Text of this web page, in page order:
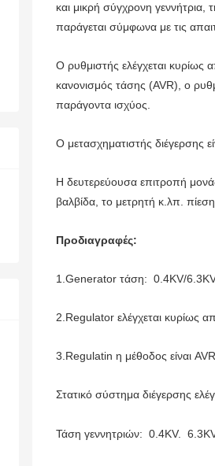
και μικρή σύγχρονη
παράγεται σύμφωνα με τις
Ο ρυθμιστής ελέγχεται κυρίως
κανονισμός τάσης (AVR), ο
παράγοντα ισχύος.
Ο μετασχηματιστής διέγερσης
Η δευτερεύουσα επιτροπή
βαλβίδα, το μετρητή κ.λπ.
Προδιαγραφές:
1.Generator τάση: 0.4KV/
2.Regulator ελέγχεται κυρίως
3.Regulatin η μέθοδος είναι
Στατικό σύστημα διέγερσης
Τάση γεννητριών: 0.4KV.